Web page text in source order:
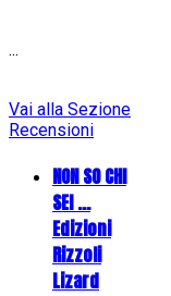
...
Vai alla Sezione
Recensioni
NON SO CHI
SEI ...
Edizioni
Rizzoli
Lizard